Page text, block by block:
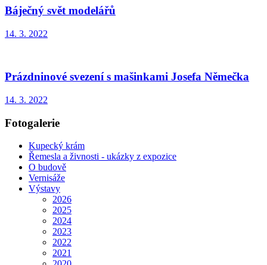
Báječný svět modelářů
14. 3. 2022
Prázdninové svezení s mašinkami Josefa Němečka
14. 3. 2022
Fotogalerie
Kupecký krám
Řemesla a živnosti - ukázky z expozice
O budově
Vernisáže
Výstavy
2026
2025
2024
2023
2022
2021